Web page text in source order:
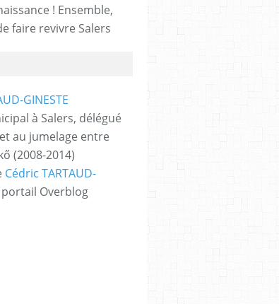
! Ensemble,
faire revivre Salers
à Salers, délégué
au jumelage entre
(2008-2014)
Cédric TARTAUD-
Overblog